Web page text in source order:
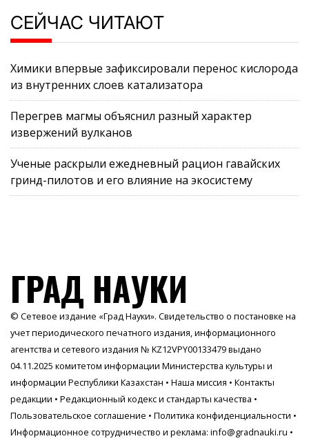
СЕЙЧАС ЧИТАЮТ
Химики впервые зафиксировали перенос кислорода
из внутренних слоев катализатора
Перегрев магмы объяснил разный характер
извержений вулканов
Ученые раскрыли ежедневный рацион гавайских
гринд-пилотов и его влияние на экосистему
ГРАД НАУКИ
© Сетевое издание «Град Науки». Свидетельство о постановке на
учет периодического печатного издания, информационного
агентства и сетевого издания № KZ12VPY00133479 выдано
04.11.2025 комитетом информации Министерства культуры и
информации Республики Казахстан • Наша миссия • Контакты
редакции • Редакционный кодекс и стандарты качества •
Пользовательское соглашение • Политика конфиденциальности •
Информационное сотрудничество и реклама: info@gradnauki.ru •